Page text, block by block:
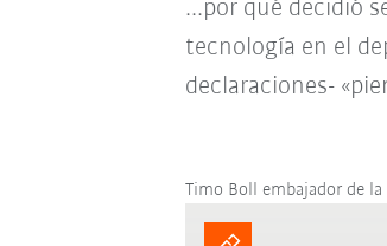
...por qué decidió
tecnología en el
declaraciones-
Timo Boll embajador de